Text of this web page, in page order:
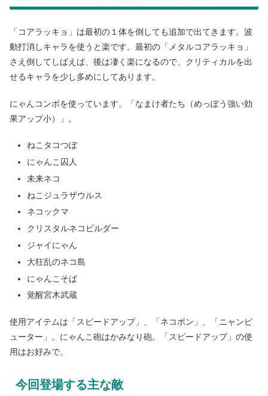
「コアラッキョ」は最初の１体を倒しても追加で出てきます。波
動打消しキャラを使うと楽です。最初の「メタルコアラッキョ」
さえ倒してしばえば、後は凄く楽になるので、クリティカルを出
せるキャラを少し多めにしてあります。
にゃんコンボを使っています。「なまけ者たち（めっぽう強い効
果アップ小）」。
ねこタコつぼ
にゃんこ囚人
未来ネコ
ねこジュラザウルス
ネコックマ
クリスタルネコビルダー
ジャイにゃん
大狂乱のネコ島
にゃんこそば
覚醒宮木武蔵
使用アイテムは「スピードアップ」、「ネコボン」、「ニャンピ
ューター」。にゃんこ砲はかみなり砲。「スピードアップ」の使
用はお好みで。
今回登場する主な敵